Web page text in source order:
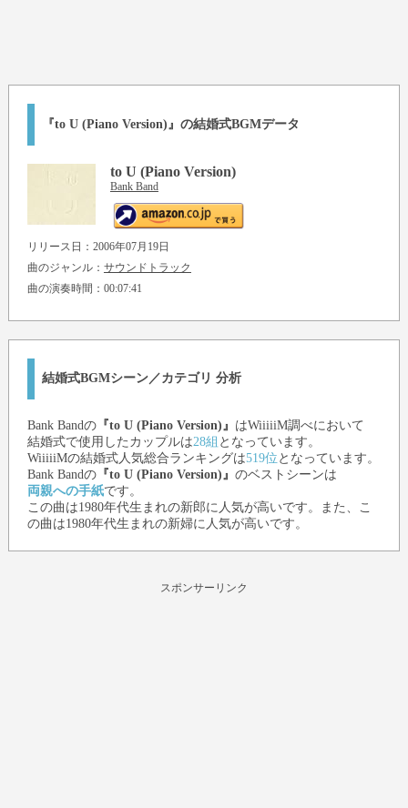
『to U (Piano Version)』の結婚式BGMデータ
to U (Piano Version)
Bank Band
リリース日：2006年07月19日
曲のジャンル： サウンドトラック
曲の演奏時間：00:07:41
結婚式BGMシーン／カテゴリ 分析
Bank Bandの『to U (Piano Version)』 はWiiiiiM調べにおいて
結婚式で使用したカップルは28組 となっています。
WiiiiiMの結婚式人気総合ランキングは519位 となっています。
Bank Bandの『to U (Piano Version)』 のベストシーンは
両親への手紙です。
この曲は1980年代生まれの新郎に人気が高いです。また、こ
の曲は1980年代生まれの新婦に人気が高いです。
スポンサーリンク